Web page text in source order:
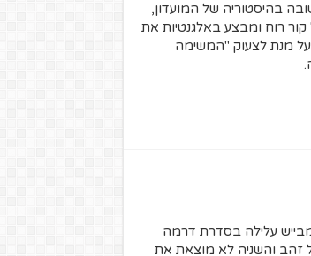
בהיסטוריה של המועדון,
רוח ומבצע באלגנטיות את
על מנת לצעוק "המשימה
עלילה בסדרת דרמה
זהב והשניה לא מוצאת את